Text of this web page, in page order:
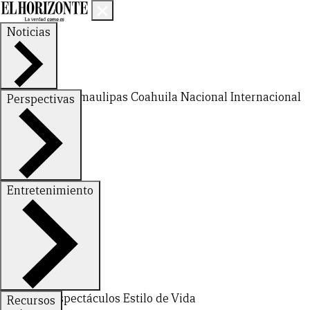
Noticias
Nuevo LeónTamaulipas Coahuila NacionalInternacional
Perspectivas
FinanzasOpinión
Entretenimiento
DeportesEspectáculos Estilo de Vida
Recursos
CERRAR
X